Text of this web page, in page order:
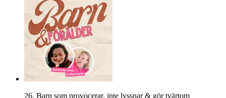
26. Barn som provocerar, inte lyssnar & gör tvärtom